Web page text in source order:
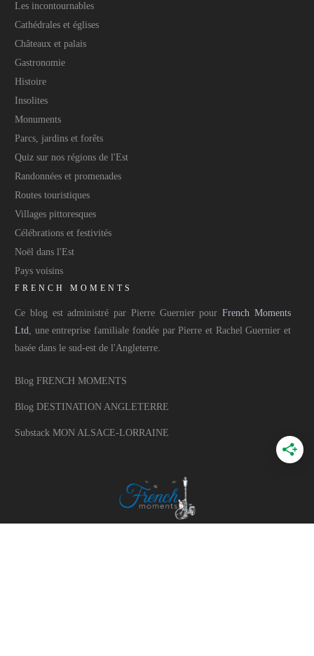
Les incontournables
Cathédrales et églises
Châteaux et palais
Gastronomie
Histoire
Insolites
Monuments
Parcs, jardins et forêts
Quiz sur nos régions de l'Est
Randonnées et promenades
Routes touristiques
Villages pittoresques
Célébrations et festivités
Noël dans l'Est
Pays voisins
FRENCH MOMENTS
Ce blog est administré par Pierre Guernier pourFrench Moments
Ltd, une entreprise familiale fondée par Pierre et Rachel Guernier et
basée dans le sud-est de l'Angleterre.
Blog FRENCH MOMENTS
Blog DESTINATION ANGLETERRE
Substack MON ALSACE-LORRAINE